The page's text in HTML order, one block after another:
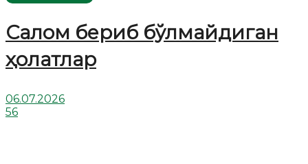
Салом бериб бўлмайдиган
ҳолатлар
06.07.2026
56